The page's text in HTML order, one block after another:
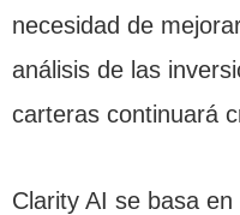
necesidad de
análisis de las
carteras continuará
Clarity AI se basa